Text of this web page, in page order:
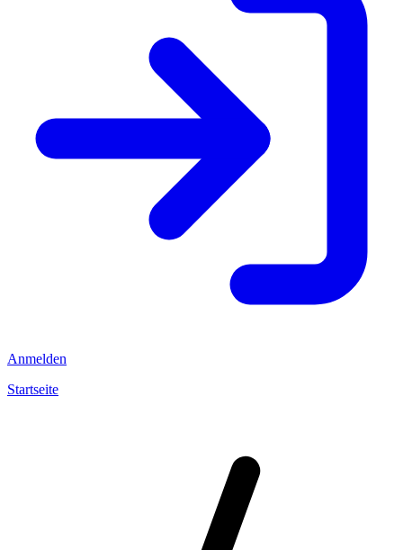
Anmelden
Startseite